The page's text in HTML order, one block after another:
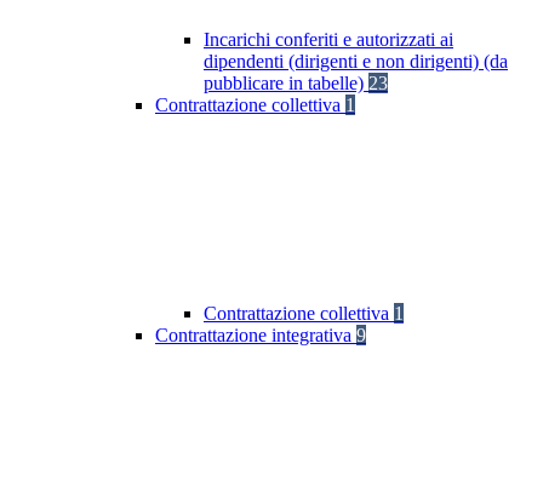
Incarichi conferiti e autorizzati ai
dipendenti (dirigenti e non dirigenti) (da
pubblicare in tabelle) 23
Contrattazione collettiva 1
Contrattazione collettiva 1
Contrattazione integrativa 9